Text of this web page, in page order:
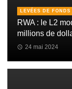
LEVÉES DE
RWA : le L2
millions de
24 mai 2024